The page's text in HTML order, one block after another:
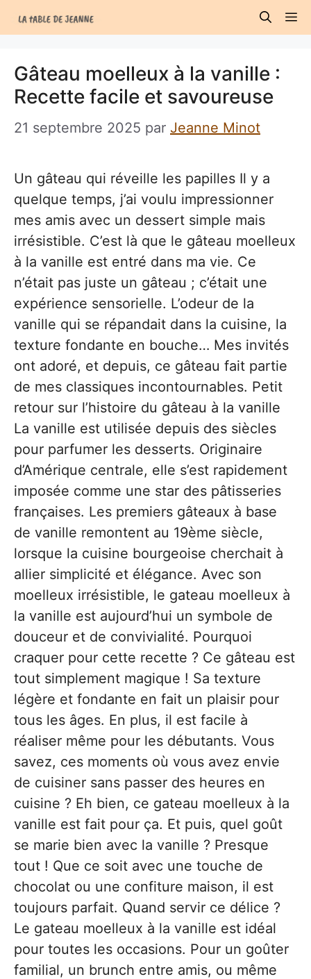
au
Gâteau moelleux à la vanille :
Recette facile et savoureuse
21 septembre 2025 par Jeanne Minot
Un gâteau qui réveille les papilles Il y a
quelque temps, j’ai voulu impressionner
mes amis avec un dessert simple mais
irrésistible. C’est là que le gâteau moelleux
à la vanille est entré dans ma vie. Ce
n’était pas juste un gâteau ; c’était une
expérience sensorielle. L’odeur de la
vanille qui se répandait dans la cuisine, la
texture fondante en bouche… Mes invités
ont adoré, et depuis, ce gâteau fait partie
de mes classiques incontournables. Petit
retour sur l’histoire du gâteau à la vanille
La vanille est utilisée depuis des siècles
pour parfumer les desserts. Originaire
d’Amérique centrale, elle s’est rapidement
imposée comme une star des pâtisseries
françaises. Les premiers gâteaux à base
de vanille remontent au 19ème siècle,
lorsque la cuisine bourgeoise cherchait à
allier simplicité et élégance. Avec son
moelleux irrésistible, le gateau moelleux à
la vanille est aujourd’hui un symbole de
douceur et de convivialité. Pourquoi
craquer pour cette recette ? Ce gâteau est
tout simplement magique ! Sa texture
légère et fondante en fait un plaisir pour
tous les âges. En plus, il est facile à
réaliser même pour les débutants. Vous
savez, ces moments où vous avez envie
de cuisiner sans passer des heures en
cuisine ? Eh bien, ce gateau moelleux à la
vanille est fait pour ça. Et puis, quel goût
se marie bien avec la vanille ? Presque
tout ! Que ce soit avec une touche de
chocolat ou une confiture maison, il est
toujours parfait. Quand servir ce délice ?
Le gateau moelleux à la vanille est idéal
pour toutes les occasions. Pour un goûter
familial, un brunch entre amis, ou même